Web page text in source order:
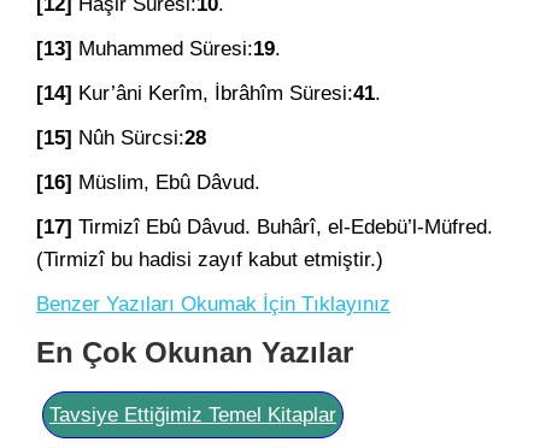
[13] Muhammed Süresi:19.
[14] Kur’âni Kerîm, İbrâhîm Süresi:41.
[15] Nûh Sürcsi:28
[16] Müslim, Ebû Dâvud.
[17] Tirmizî Ebû Dâvud. Buhârî, el-Edebü’l-Müfred.
(Tirmizî bu hadisi zayıf kabut etmiştir.)
Benzer Yazıları Okumak İçin Tıklayınız
En Çok Okunan Yazılar
Tavsiye Ettiğimiz Temel Kitaplar